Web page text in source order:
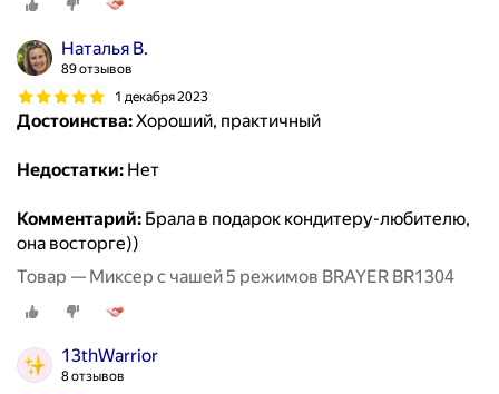
Наталья В.
89 отзывов
1 декабря 2023
Достоинства:Хороший, практичный
Недостатки: Нет
Комментарий: Брала в подарок кондитеру-любителю,
она восторге))
Товар — Миксер с чашей 5 режимов BRAYER BR1304
13thWarrior
8 отзывов